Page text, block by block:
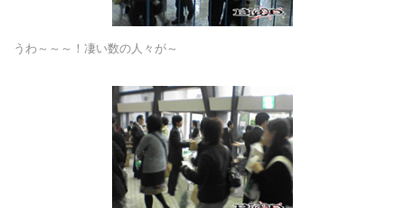
うわ～～～！凄い数の人々が～